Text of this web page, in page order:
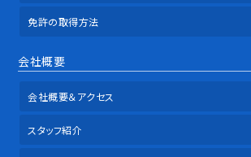
免許の取得方法
会社概要
会社概要＆アクセス
スタッフ紹介